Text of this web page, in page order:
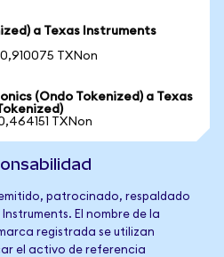
a Texas Instruments
TXNon
(Ondo Tokenized) a Texas
TXNon
patrocinado, respaldado
El nombre de la
registrada se utilizan
el activo de referencia